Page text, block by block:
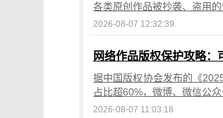
各类原创作品被抄袭、盗用
2026-08-07 12:32:39
网络作品版权保护攻略
据中国版权协会发布的《
占比超60%，微博、微信公
2026-08-07 11:03:18